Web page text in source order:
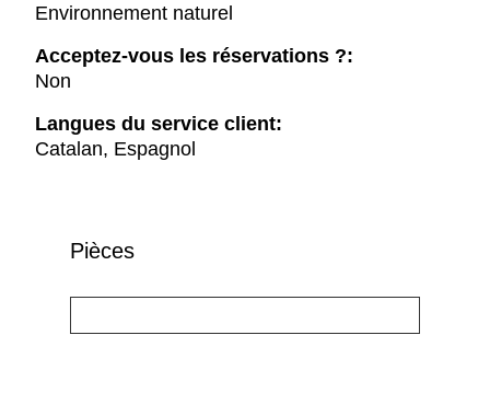
Environnement naturel
Acceptez-vous les réservations ?:
Non
Langues du service client:
Catalan, Espagnol
Pièces